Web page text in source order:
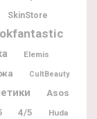
SkinStore
Elemis
CultBeauty
Asos
4/5
Huda